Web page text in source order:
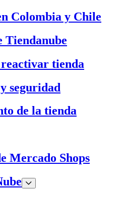
Colombia y Chile
Tiendanube
tienda
seguridad
de la tienda
Mercado Shops